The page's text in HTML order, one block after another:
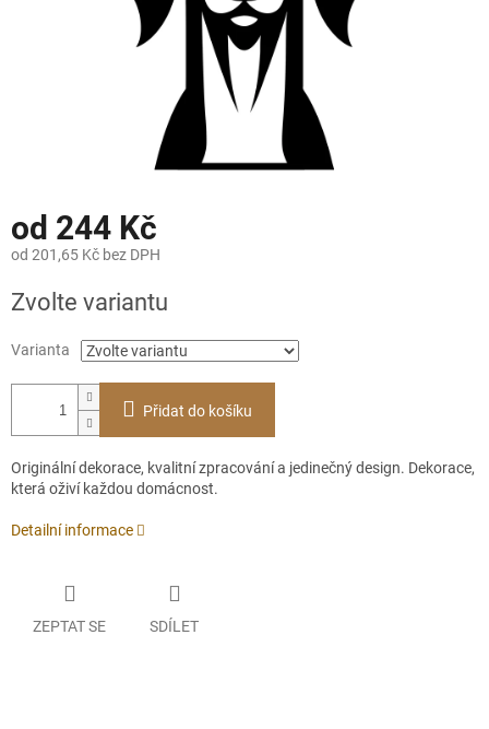
od 244 Kč
od 201,65 Kč bez DPH
cena:
Zvolte variantu
Varianta
Přidat do košíku
Originální dekorace, kvalitní zpracování a jedinečný design. Dekorace,
která oživí každou domácnost.
Detailní informace
ZEPTAT SE SDÍLET